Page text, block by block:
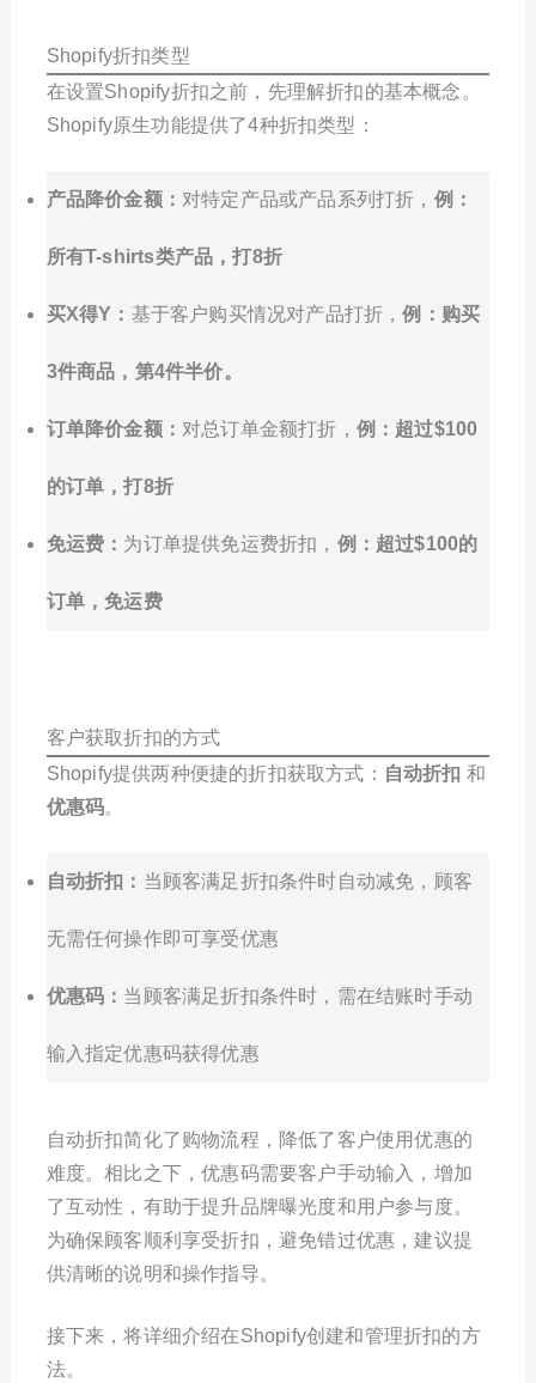
Shopify折扣类型
在设置Shopify折扣之前，先理解折扣的基本概念。
Shopify原生功能提供了4种折扣类型：
产品降价金额： 对特定产品或产品系列打折， 例：
所有T-shirts类产品，打8折
买X得Y： 基于客户购买情况对产品打折，例：购买
3件商品，第4件半价。
订单降价金额： 对总订单金额打折， 例：超过$100
的订单，打8折
免运费： 为订单提供免运费折扣， 例：超过$100的
订单，免运费
客户获取折扣的方式
Shopify提供两种便捷的折扣获取方式： 自动折扣 和
优惠码。
自动折扣： 当顾客满足折扣条件时自动减免，顾客
无需任何操作即可享受优惠
优惠码： 当顾客满足折扣条件时，需在结账时手动
输入指定优惠码获得优惠
自动折扣简化了购物流程，降低了客户使用优惠的
难度。相比之下，优惠码需要客户手动输入，增加
了互动性，有助于提升品牌曝光度和用户参与度。
为确保顾客顺利享受折扣，避免错过优惠，建议提
供清晰的说明和操作指导。
接下来，将详细介绍在Shopify创建和管理折扣的方
法。